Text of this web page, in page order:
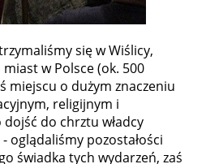
się w Wiślicy,
w Polsce (ok. 500
miejscu o dużym znaczeniu
religijnym i
dojść do chrztu władcy
oglądaliśmy pozostałości
świadka tych wydarzeń, zaś